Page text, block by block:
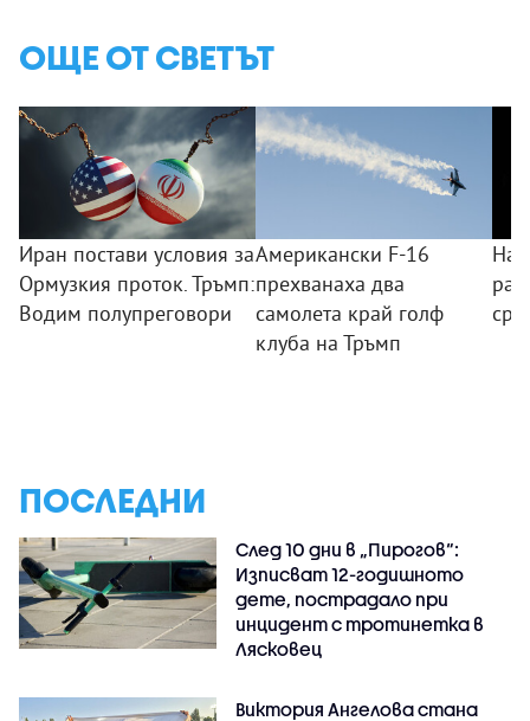
ОЩЕ ОТ СВЕТЪТ
Иран постави условия за
Ормузкия проток. Тръмп:
Водим полупреговори
Американски F-16
прехванаха два
самолета край голф
клуба на Тръмп
ПОСЛЕДНИ
След 10 дни в „Пирогов“:
Изписват 12-годишното
дете, пострадало при
инцидент с тротинетка в
Лясковец
Виктория Ангелова стана